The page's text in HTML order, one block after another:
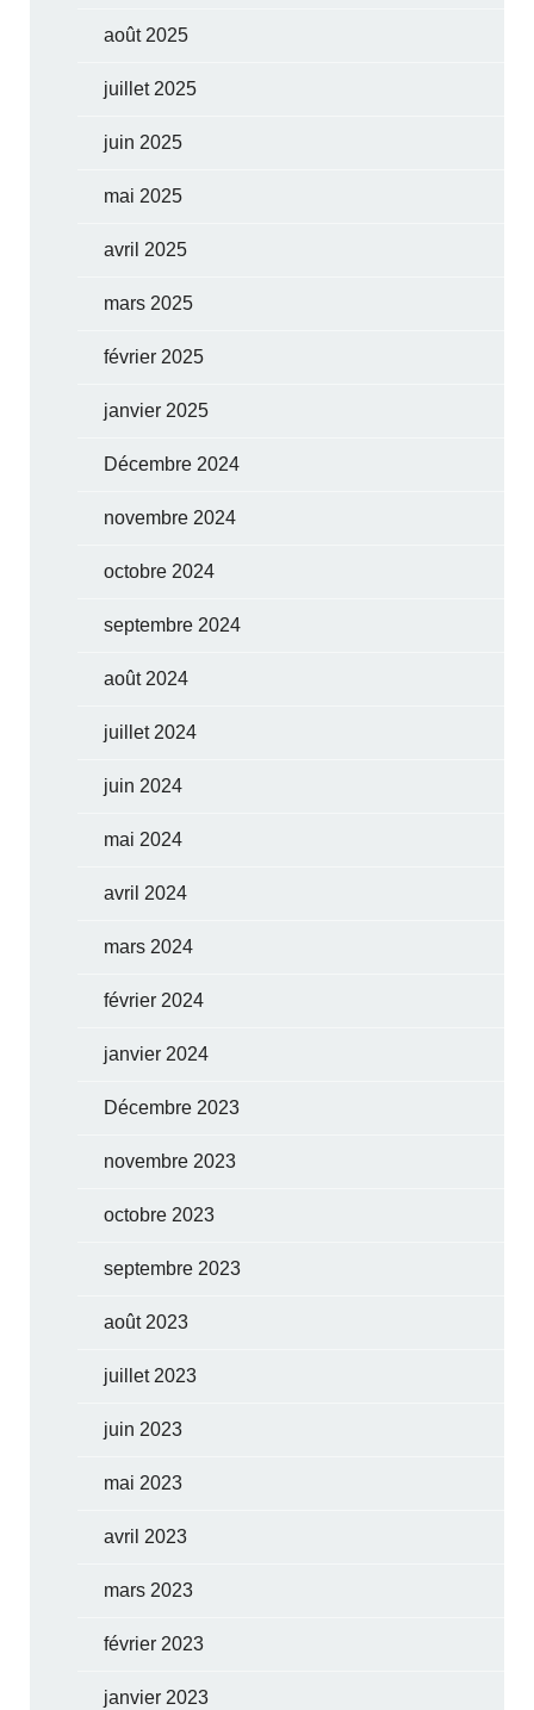
août 2025
juillet 2025
juin 2025
mai 2025
avril 2025
mars 2025
février 2025
janvier 2025
Décembre 2024
novembre 2024
octobre 2024
septembre 2024
août 2024
juillet 2024
juin 2024
mai 2024
avril 2024
mars 2024
février 2024
janvier 2024
Décembre 2023
novembre 2023
octobre 2023
septembre 2023
août 2023
juillet 2023
juin 2023
mai 2023
avril 2023
mars 2023
février 2023
janvier 2023